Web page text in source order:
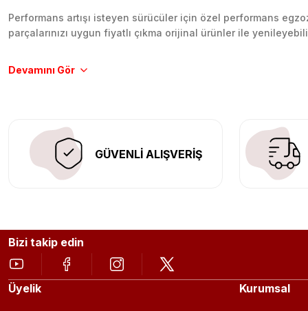
Performans artışı isteyen sürücüler için özel performans
parçalarınızı uygun fiyatlı çıkma orijinal ürünler ile
Tüm ürünlerimiz orijinal, dayanıklı ve uzun ömürlüdür.
GÜVENLİ ALIŞVERİŞ
Bizi takip edin
Üyelik Kurumsal